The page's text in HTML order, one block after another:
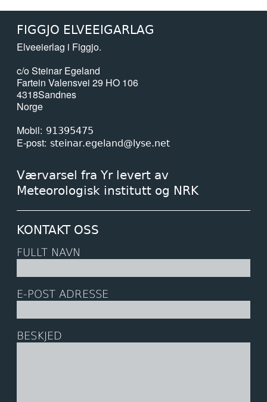
FIGGJO ELVEEIGARLAG
Elveeierlag i Figgjo.
c/o Steinar Egeland
Fartein Valensvei 29 HO 106
4318Sandnes
Norge
Mobil
91395475
E-post steinar.egeland@lyse.net
Værvarsel fra Yr levert av
Meteorologisk institutt og NRK
KONTAKT OSS
FULLT NAVN
E-POST ADRESSE
BESKJED